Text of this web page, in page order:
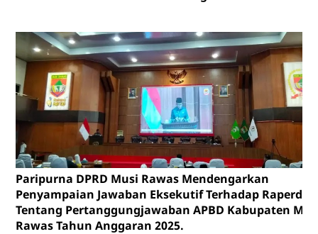
Paripurna DPRD Musi Rawas Mendengarkan
Penyampaian Jawaban Eksekutif Terhadap Raperda
Tentang Pertanggungjawaban APBD Kabupaten
Rawas Tahun Anggaran 2025.